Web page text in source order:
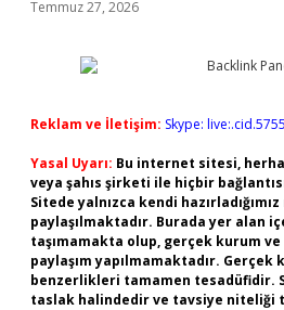
Temmuz 27, 2026
Reklam ve İletişim: Skype:
Yasal Uyarı: Bu internet sitesi,
veya şahıs şirketi ile hiçbir
Sitede yalnızca kendi
paylaşılmaktadır. Burada yer alan
taşımamakta olup, gerçek kurum
paylaşım yapılmamaktadır.
benzerlikleri tamamen tesadüfidir.
taslak halindedir ve tavsiye niteliği